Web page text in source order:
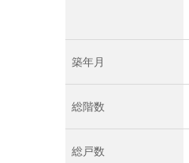
築年月
総階数
総戸数